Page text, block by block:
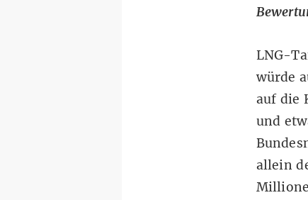
LNG-
würde
auf die
und
allein